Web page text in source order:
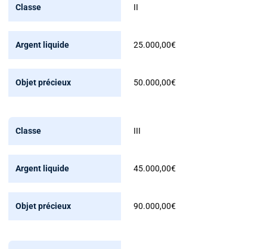
II
25.000,00€
50.000,00€
III
45.000,00€
90.000,00€